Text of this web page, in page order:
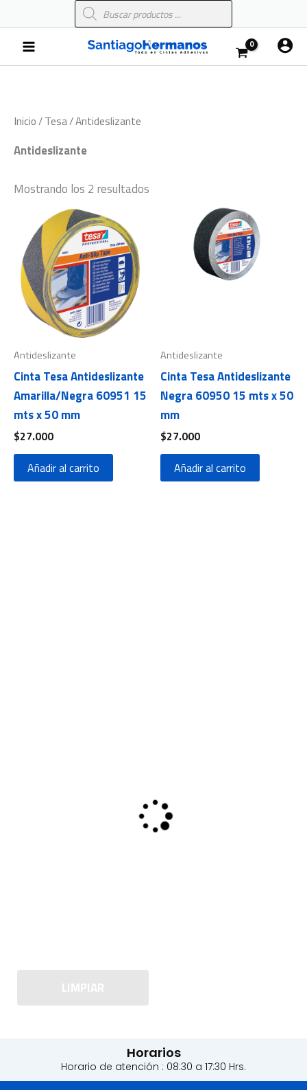
al
contenido
Búsqueda
de
Main
Menu
LIMPIAR
Inicio/Tesa/ Antideslizante
Antideslizante
Mostrando los 2 resultados
Antideslizante
Cinta Tesa Antideslizante
Amarilla/Negra 60951 15
mts x 50 mm
$27.000
Añadir al carrito
Antideslizante
Cinta Tesa Antideslizante
Negra 60950 15 mts x 50
mm
$27.000
Añadir al carrito
Horarios
Horario de atención : 08:30 a 17:30 Hrs.